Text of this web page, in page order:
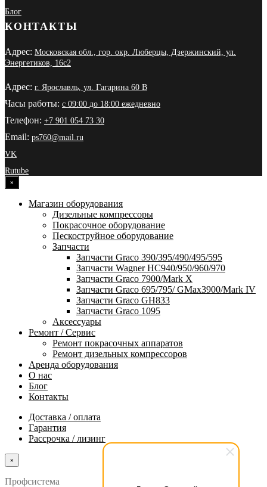
Блог
КОНТАКТЫ
Адрес: Московская обл., гор. окр. Люберцы, Дзержинский, ул.
Энергетиков, 16с2
Адрес: г. Ярославль, ул. Гагарина 60 В
Часы работы: с 09:00 до 18:00 ежедневно
Телефон: +7 901 054 73 30
Email: ps760@mail.ru
VK
Rutube
×
Магазин оборудования
Дизельные компрессоры
Покрасочное оборудование
Пескоструйное оборудование
Запчасти
Запчасти Graco 390/395/490/495/595
Запчасти Wagner HC940/950/960/970
Запчасти Graco 7900/Mark X
Запчасти Graco 695/795/ GMax3900/Mark IV
Запчасти Graco GH833
Запчасти Graco 1095
Аксессуары
Ремонт / Сервис
Ремонт покрасочных аппаратов
Ремонт дизельных компрессоров
Аренда оборудования
О нас
Блог
Контакты
Доставка / оплата
Гарантия
Рассрочка / лизинг
×
Профсистема